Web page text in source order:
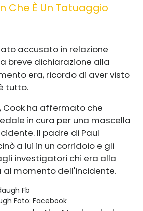
Che È Un Tatuaggio
accusato in relazione
breve dichiarazione alla
era, ricordo di aver visto
tutto.
Cook ha affermato che
in cura per una mascella
Il padre di Paul
a lui in un corridoio e gli
investigatori chi era alla
momento dell'incidente.
Foto: Facebook